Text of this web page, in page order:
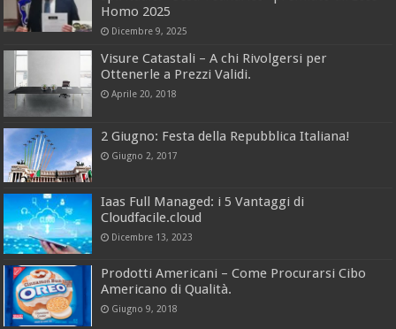
Homo 2025
Dicembre 9, 2025
Visure Catastali – A chi Rivolgersi per
Ottenerle a Prezzi Validi.
Aprile 20, 2018
2 Giugno: Festa della Repubblica Italiana!
Giugno 2, 2017
Iaas Full Managed: i 5 Vantaggi di
Cloudfacile.cloud
Dicembre 13, 2023
Prodotti Americani – Come Procurarsi Cibo
Americano di Qualità.
Giugno 9, 2018